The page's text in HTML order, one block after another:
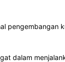
pengembangan
dalam